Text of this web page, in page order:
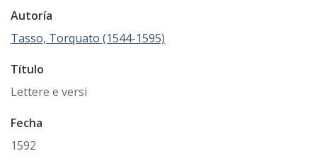
Autoría
Tasso, Torquato (1544-1595)
Título
Lettere e versi
Fecha
1592